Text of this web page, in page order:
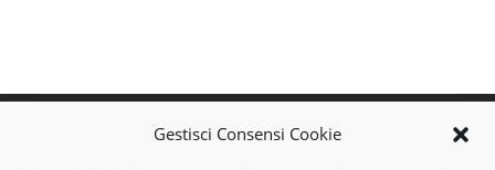
Gestisci Consensi Cookie
airtec@airtec-casale.it